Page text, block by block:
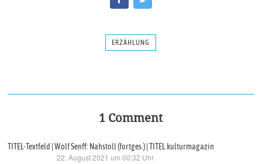
ERZÄHLUNG
1 Comment
TITEL-Textfeld | Wolf Senff: Nahstoll (fortges.) | TITEL kulturmagazin
22. August 2021 um 00:32 Uhr